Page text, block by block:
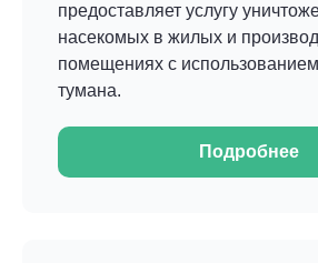
предоставляет услугу
насекомых в жилых и
помещениях с использованием
тумана.
Подробнее